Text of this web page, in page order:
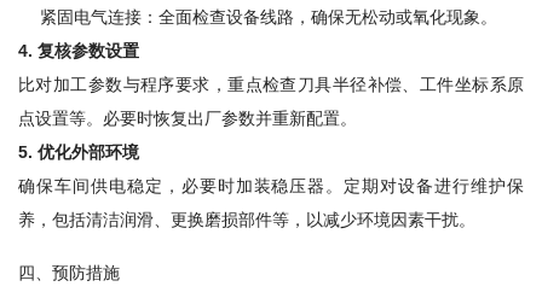
紧固电气连接：全面检查设备线路，确保无松动或氧化现象。
4. 复核参数设置
比对加工参数与程序要求，重点检查刀具半径补偿、工件坐标系原
点设置等。必要时恢复出厂参数并重新配置。
5. 优化外部环境
确保车间供电稳定，必要时加装稳压器。定期对设备进行维护保
养，包括清洁润滑、更换磨损部件等，以减少环境因素干扰。
四、预防措施